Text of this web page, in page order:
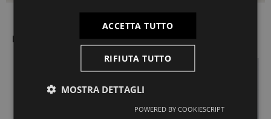
Potrebbe anche piacerti
PACCHETTO
ACCETTA TUTTO
RIFIUTA TUTTO
MOSTRA DETTAGLI
POWERED BY COOKIESCRIPT